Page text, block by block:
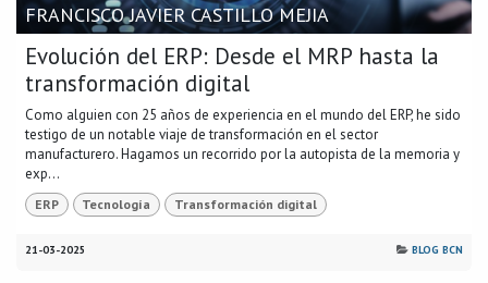
FRANCISCO JAVIER CASTILLO MEJIA
Evolución del ERP: Desde el MRP hasta la
transformación digital
Como alguien con 25 años de experiencia en el mundo del ERP, he sido
testigo de un notable viaje de transformación en el sector
manufacturero. Hagamos un recorrido por la autopista de la memoria y
exp...
ERP Tecnología Transformación digital
21-03-2025 BLOG BCN